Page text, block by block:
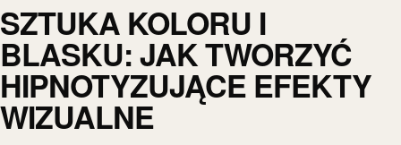
SZTUKA KOLORU I
BLASKU: JAK TWORZYĆ
HIPNOTYZUJĄCE EFEKTY
WIZUALNE